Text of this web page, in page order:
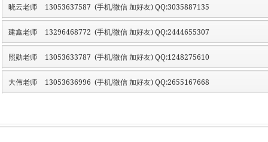
晓云老师 13053637587 (手机/微信 加好友) QQ:3035887135
建鑫老师 13296468772 (手机/微信 加好友) QQ:2444655307
照勋老师 13053633787 (手机/微信 加好友) QQ:1248275610
大伟老师 13053636996 (手机/微信 加好友) QQ:2655167668